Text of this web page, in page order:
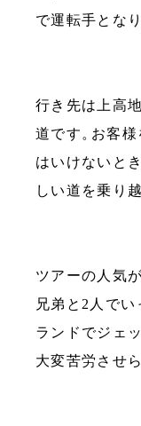
で運転手となり
行き先は上高
道です 。お客
はいけないと
しい道を乗り
ツアーの人気
兄弟と2人で
ランドでジェ
大変苦労させ